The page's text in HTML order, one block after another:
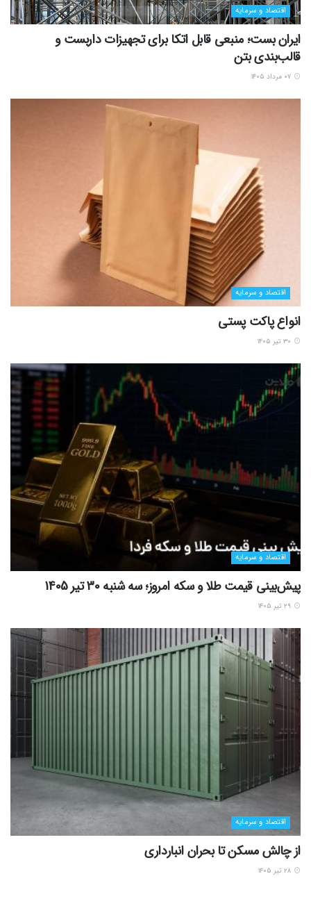
اقتصاد و سرمایه
ایران بست؛ منبعی قابل اتکا برای تجهیزات داربست و
قالب‌بندی بتن
اقتصاد و سرمایه
انواع پاکت پستی
اقتصاد و سرمایه
پیش‌بینی قیمت طلا و سکه امروز؛ سه شنبه 30 تیر 1405
اقتصاد و سرمایه
از چالش مسکن تا بحران انبارداری